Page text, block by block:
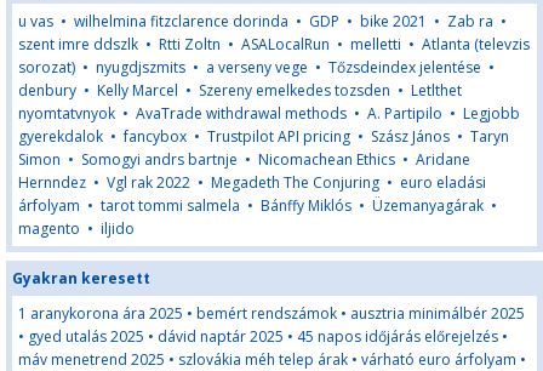
u vas • wilhelmina fitzclarence dorinda • GDP • bike 2021 • Zab ra •
szent imre ddszlk • Rtti Zoltn • ASALocalRun • melletti • Atlanta (televzis
sorozat) • nyugdjszmits • a verseny vege • Tőzsdeindex jelentése •
denbury • Kelly Marcel • Szereny emelkedes tozsden • Letlthet
nyomtatvnyok • AvaTrade withdrawal methods • A. Partipilo • Legjobb
gyerekdalok •fancybox • Trustpilot API pricing • Szász János • Taryn
Simon • Somogyi andrs bartnje • Nicomachean Ethics • Aridane
Hernndez • Vgl rak 2022 • Megadeth The Conjuring • euro eladási
árfolyam • tarot tommi salmela • Bánffy Miklós • Üzemanyagárak •
magento • iljido
Gyakran keresett
1 aranykorona ára 2025 • bemért rendszámok • ausztria minimálbér 2025
• gyed utalás 2025 • dávid naptár 2025 • 45 napos időjárás előrejelzés •
máv menetrend 2025 • szlovákia méh telep árak • várható euro árfolyam •